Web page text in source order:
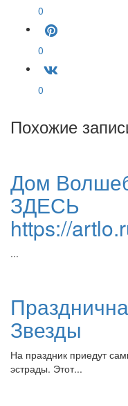
0
0
0
Похожие
Дом
ЗДЕСЬ
https://
...
Звезды
На праздник приедут
эстрады. Этот...